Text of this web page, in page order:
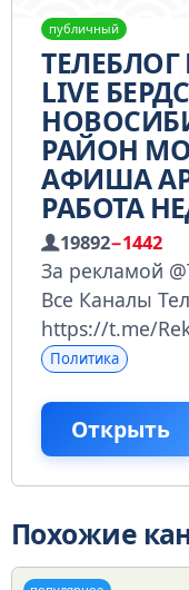
публичный
LIVE
РАЙОН
АФИША
РАБОТА
19892−1442
За рекламой
Все Каналы
https://t.me/
Политика
Открыть
Похожие